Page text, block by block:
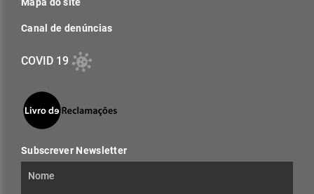
Canal de denúncias
COVID 19
Subscrever Newsletter